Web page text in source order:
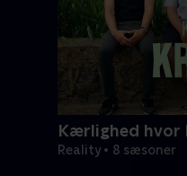
Kærlighed hvor
Reality • 8 sæsoner